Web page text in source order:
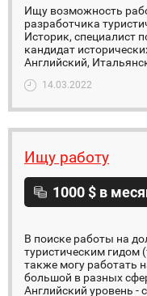
Ищу возможность
разработчика
Историк, специалист
кандидат
Английский,
14.03.2022
Ищу работу
1000 $ в
В поиске работы на
туристическим
также могу работать
большой в разных
Английский уровень -